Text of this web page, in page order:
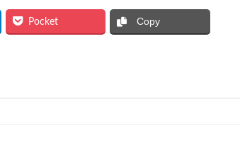
Pocket Copy